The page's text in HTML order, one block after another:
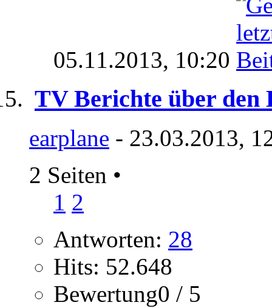
05.11.2013, 10:20
TV Berichte über den
earplane - 23.03.2013,
2 Seiten •
1 2
Antworten: 28
Hits: 52.648
Bewertung0 / 5